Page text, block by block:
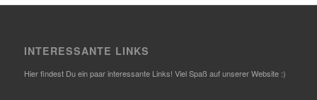
INTERESSANTE LINKS
Hier findest Du ein paar interessante Links! Viel Spaß auf unserer Website :)